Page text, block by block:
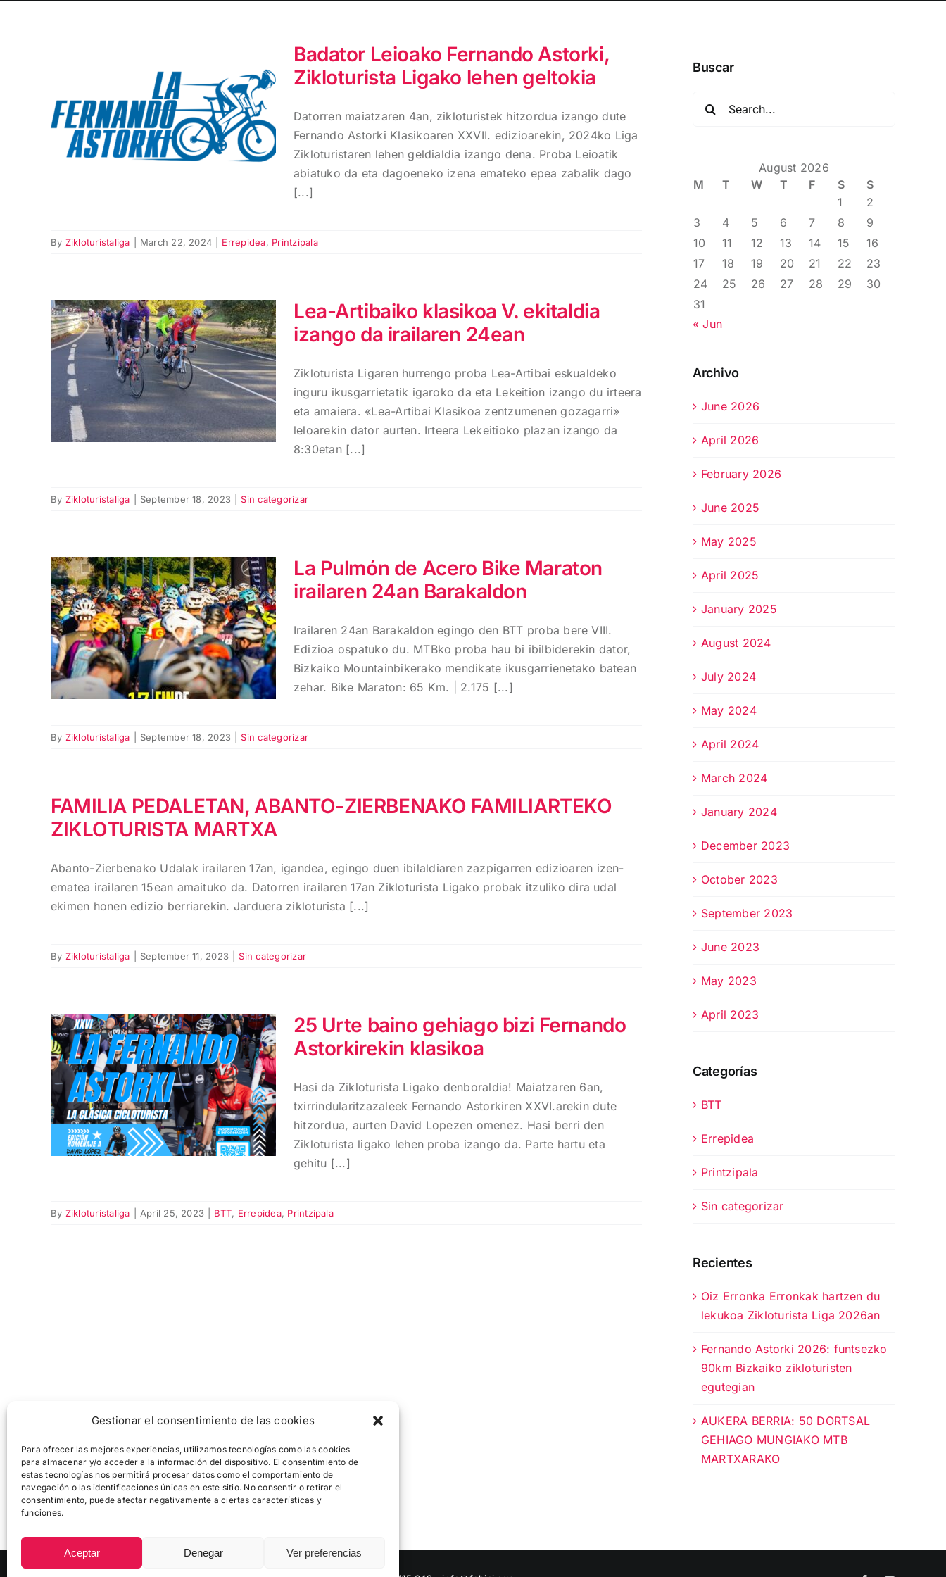
Gestionar el consentimiento de las cookies
Para ofrecer las mejores experiencias, utilizamos tecnologías como las cookies
para almacenar y/o acceder a la información del dispositivo. El consentimiento de
estas tecnologías nos permitirá procesar datos como el comportamiento de
navegación o las identificaciones únicas en este sitio. No consentir o retirar el
consentimiento, puede afectar negativamente a ciertas características y
funciones.
Aceptar Denegar Ver preferencias
Badator Leioako
Fernando Astorki,
Zikloturista Ligako
lehen geltokia
Badator Leioako Fernando Astorki,
Zikloturista Ligako lehen geltokia
Datorren maiatzaren 4an, zikloturistek hitzordua izango dute
Fernando Astorki Klasikoaren XXVII. edizioarekin, 2024ko Liga
Zikloturistaren lehen geldialdia izango dena. Proba Leioatik
abiatuko da eta dagoeneko izena emateko epea zabalik dago
[...]
By Zikloturistaliga March 22, 2024 Errepidea, Printzipala
Lea-Artibaiko klasikoa
V. ekitaldia izango da
irailaren 24ean
Lea-Artibaiko klasikoa V. ekitaldia
izango da irailaren 24ean
Zikloturista Ligaren hurrengo proba Lea-Artibai eskualdeko
inguru ikusgarrietatik igaroko da eta Lekeition izango du irteera
eta amaiera. «Lea-Artibai Klasikoa zentzumenen gozagarri»
leloarekin dator aurten. Irteera Lekeitioko plazan izango da
8:30etan [...]
By Zikloturistaliga September 18, 2023 Sin categorizar
La Pulmón de Acero
Bike Maraton irailaren
24an Barakaldon
La Pulmón de Acero Bike Maraton
irailaren 24an Barakaldon
Irailaren 24an Barakaldon egingo den BTT proba bere VIII.
Edizioa ospatuko du. MTBko proba hau bi ibilbiderekin dator,
Bizkaiko Mountainbikerako mendikate ikusgarrienetako batean
zehar. Bike Maraton: 65 Km. | 2.175 [...]
By Zikloturistaliga September 18, 2023 Sin categorizar
FAMILIA PEDALETAN, ABANTO-ZIERBENAKO FAMILIARTEKO
ZIKLOTURISTA MARTXA
Abanto-Zierbenako Udalak irailaren 17an, igandea, egingo duen ibilaldiaren zazpigarren edizioaren izen-
ematea irailaren 15ean amaituko da. Datorren irailaren 17an Zikloturista Ligako probak itzuliko dira udal
ekimen honen edizio berriarekin. Jarduera zikloturista [...]
By Zikloturistaliga September 11, 2023 Sin categorizar
25 Urte baino gehiago
bizi Fernando
Astorkirekin klasikoa
25 Urte baino gehiago bizi Fernando
Astorkirekin klasikoa
Hasi da Zikloturista Ligako denboraldia! Maiatzaren 6an,
txirrindularitzazaleek Fernando Astorkiren XXVI.arekin dute
hitzordua, aurten David Lopezen omenez. Hasi berri den
Zikloturista ligako lehen proba izango da. Parte hartu eta
gehitu [...]
By Zikloturistaliga April 25, 2023 BTT, Errepidea, Printzipala
Buscar
August 2026
M
T W T F S
S
1
2
3
4 5 6 7 8
9
10
11 12 13 14 15
16
17
18 19 20 21 22
23
24
25 26 27 28 29
30
31
« Jun
Archivo
June 2026
April 2026
February 2026
June 2025
May 2025
April 2025
January 2025
August 2024
July 2024
May 2024
April 2024
March 2024
January 2024
December 2023
October 2023
September 2023
June 2023
May 2023
April 2023
Categorías
BTT
Errepidea
Printzipala
Sin categorizar
Recientes
Oiz Erronka Erronkak hartzen du
lekukoa Zikloturista Liga 2026an
Fernando Astorki 2026: funtsezko
90km Bizkaiko zikloturisten
egutegian
AUKERA BERRIA: 50 DORTSAL
GEHIAGO MUNGIAKO MTB
MARTXARAKO